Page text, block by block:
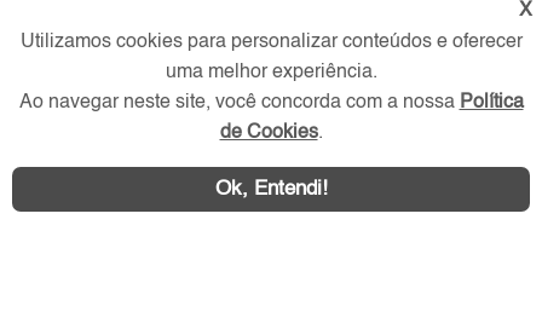
Redes Sociais
X
Utilizamos cookies para personalizar conteúdos e oferecer
uma melhor experiência.
Ao navegar neste site, você concorda com a nossa Política
de Cookies.
Ok, Entendi!